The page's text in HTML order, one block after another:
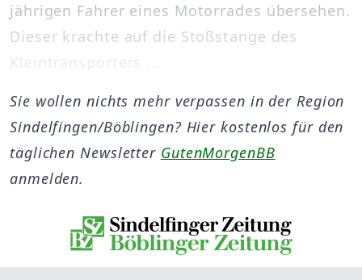
jährigen Fahrer eines Motorrades übersehen.
Dieser krachte auf die Stoßstange des
Kleintransporters ...
Sie wollen nichts mehr verpassen in der Region
Sindelfingen/Böblingen? Hier kostenlos für den
täglichen Newsletter GutenMorgenBB
anmelden.